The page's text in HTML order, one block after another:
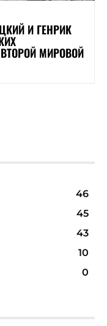
И ГЕНРИК
МИРОВОЙ
46
45
43
10
0